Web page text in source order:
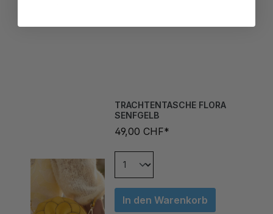
SENFGELB
49,00 CHF*
In den Warenkorb